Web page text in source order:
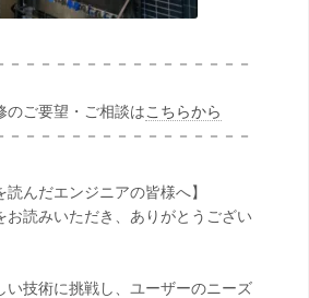
－－－－－－－－－－－－－－－－
のご要望・ご相談はこちらから
－－－－－－－－－－－－－－－－
読んだエンジニアの皆様へ】
お読みいただき、ありがとうござい
い技術に挑戦し、ユーザーのニーズ